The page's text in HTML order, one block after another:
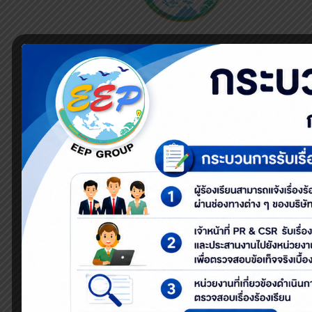
อีอีพี จัดกิจกรรมขุดลอกคลองสาธารณะ ประจำปี
บริเวณคลองทับนาง รวมระยะทาง 600 เมตร